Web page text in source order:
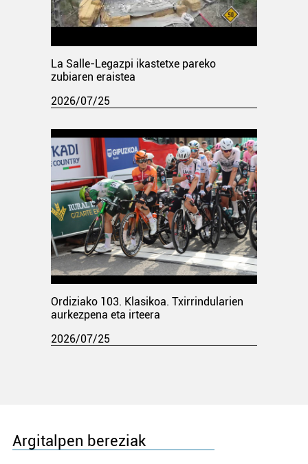
La Salle-Legazpi ikastetxe pareko
zubiaren eraistea
2026/07/25
Ordiziako 103. Klasikoa. Txirrindularien
aurkezpena eta irteera
2026/07/25
Argitalpen bereziak